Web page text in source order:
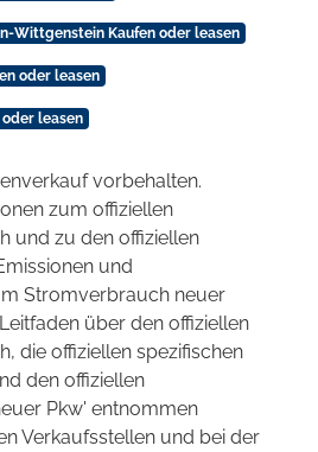
Wittgenstein Kaufen oder leasen
oder leasen
oder leasen
vorbehalten.
zum offiziellen
und zu den offiziellen
und
Stromverbrauch neuer
über den offiziellen
die offiziellen spezifischen
den offiziellen
Pkw' entnommen
Verkaufsstellen und bei der